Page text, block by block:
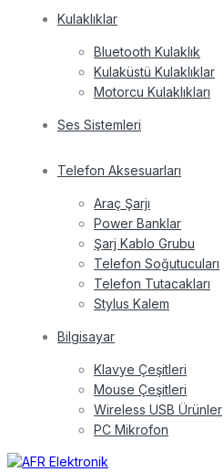
Kulaklıklar
Bluetooth Kulaklık
Kulaküstü Kulaklıklar
Motorcu Kulaklıkları
Ses Sistemleri
Telefon Aksesuarları
Araç Şarjı
Power Banklar
Şarj Kablo Grubu
Telefon Soğutucuları
Telefon Tutacakları
Stylus Kalem
Bilgisayar
Klavye Çeşitleri
Mouse Çeşitleri
Wireless USB Ürünler
PC Mikrofon